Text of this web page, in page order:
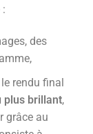
des
rendu final
plus brillant,
grâce au